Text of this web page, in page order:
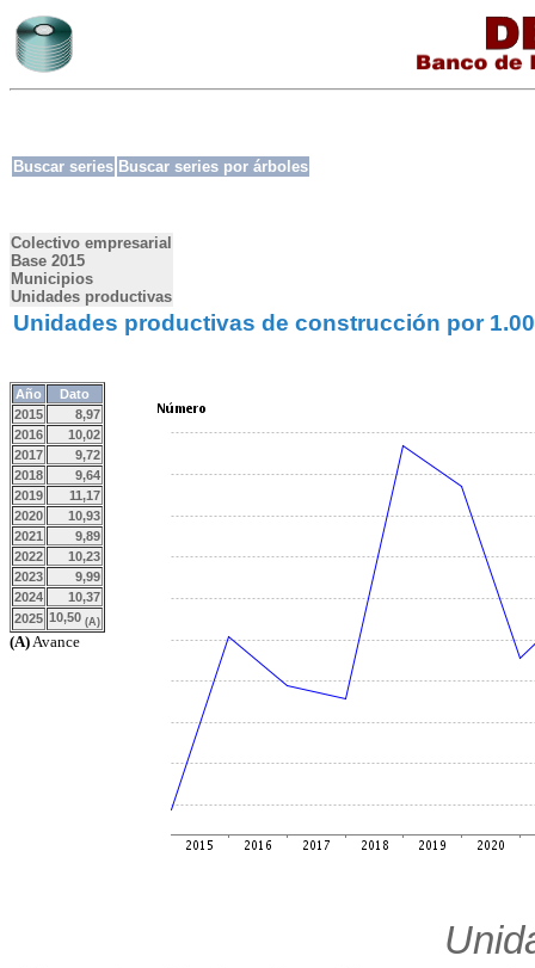
Buscar series Buscar series por árboles
Colectivo empresarial
Base 2015
Municipios
Unidades productivas
Unidades productivas de construcción por
Año
Dato
2015
8,97
2016
10,02
2017
9,72
2018
9,64
2019
11,17
2020
10,93
2021
9,89
2022
10,23
2023
9,99
2024
10,37
2025 10,50 (A)
(A)Avance